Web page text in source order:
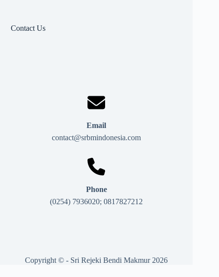
Contact Us
Email
contact@srbmindonesia.com
Phone
(0254) 7936020; 0817827212
Copyright © - Sri Rejeki Bendi Makmur 2026